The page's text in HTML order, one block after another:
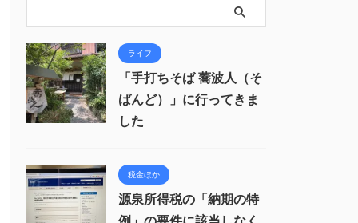
ライフ
「手打ちそば 蕎波人（そ
ばんど）」に行ってきま
した
税金ほか
源泉所得税の「納期の特